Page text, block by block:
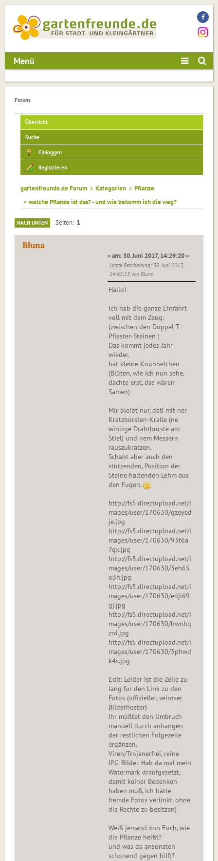
Menü
Forum
Übersicht
Suche
Einloggen
Registrieren
gartenfreunde.de Forum » Kategorien » Pflanze
» welche Pflanze ist das? - und wie bekomm ich die weg?
NACH UNTEN Seiten 1
Bluna
« am: 30. Juni 2017, 14:29:20 »
Letzte Bearbeitung: 30. Juni 2017,
14:45:13 von Bluna
Hallo!
ich hab die ganze Einfahrt
voll mit dem Zeug.
(zwischen den Doppel-T-
Pflaster-Steinen )
Das kommt jedes Jahr
wieder.
hat kleine Knübbelchen
(Blüten, wie ich nun sehe,
dachte erst, das wären
Samen)
Mir bleibt nur, daß mit ner
Kratzbürsten-Kralle (ne
winizge Drahtbürste am
Stiel) und nem Messern
rauszukratzen.
Schabt aber auch den
stützenden, Position der
Steine haltenden Lehm aus
den Fugen.
http://fs5.directupload.net/i
mages/user/170630/qzeyed
je.jpg
http://fs5.directupload.net/i
mages/user/170630/93t6a
7qx.jpg
http://fs5.directupload.net/i
mages/user/170630/3eh65
o3h.jpg
http://fs5.directupload.net/i
mages/user/170630/edji69
gj.jpg
http://fs5.directupload.net/i
mages/user/170630/hwnbq
zrd.jpg
http://fs5.directupload.net/i
mages/user/170630/3phwd
k4s.jpg
Edit: Leider ist die Zeile zu
lang für den Link zu den
Fotos (offizieller, seiröser
Bilderhoster)
Ihr müßtet den Umbruch
manuell durch anhängen
der restlichen Folgezeile
ergänzen.
Viren/Trojanerfrei, reine
JPG-Bilder. Hab da mal mein
Watermark draufgesetzt,
damit keiner Bedenken
haben muß, ich hätte
fremde Fotos verlinkt, ohne
die Rechte zu besitzen)
Weiß jemand von Euch, wie
die Pflanze heißt?
und was da ansonsten
schonend gegen hilft?